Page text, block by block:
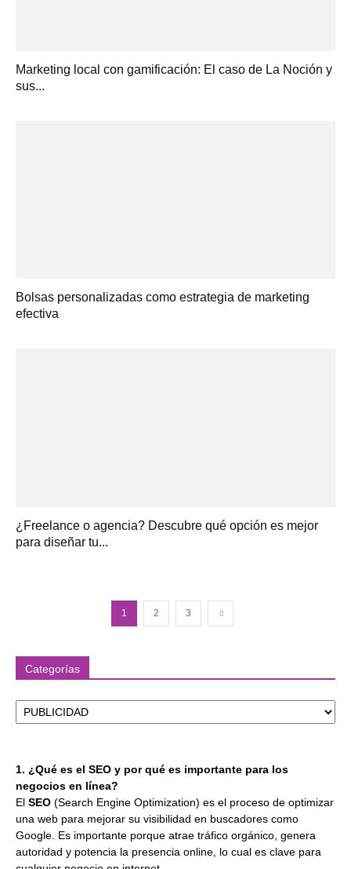
Marketing local con gamificación: El caso de La Noción y
sus...
Bolsas personalizadas como estrategia de marketing
efectiva
¿Freelance o agencia? Descubre qué opción es mejor
para diseñar tu...
1 2 3
Categorías
Categorías
1. ¿Qué es el SEO y por qué es importante para los
negocios en línea?
El SEO (Search Engine Optimization) es el proceso de optimizar
una web para mejorar su visibilidad en buscadores como
Google. Es importante porque atrae tráfico orgánico, genera
autoridad y potencia la presencia online, lo cual es clave para